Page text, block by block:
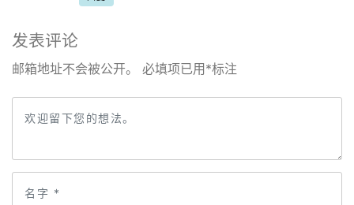
发表评论
邮箱地址不会被公开。 必填项已用*标注